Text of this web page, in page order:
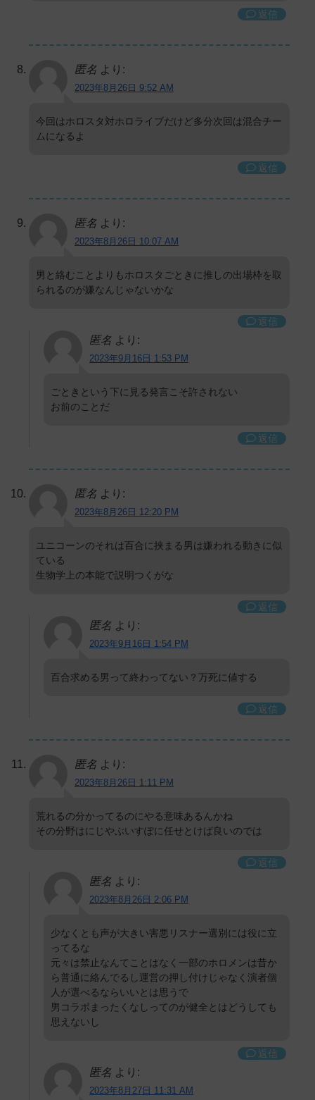
返信
匿名 より:
2023年8月26日 9:52 AM
今回はホロスタ対ホロライブだけど多分次回は混合チー
ムになるよ
返信
匿名 より:
2023年8月26日 10:07 AM
男と絡むことよりもホロスタごときに推しの出場枠を取
られるのが嫌なんじゃないかな
返信
匿名 より:
2023年9月16日 1:53 PM
ごときという下に見る発言こそ許されない
お前のことだ
返信
匿名 より:
2023年8月26日 12:20 PM
ユニコーンのそれは百合に挟まる男は嫌われる動きに似
ている
生物学上の本能で説明つくがな
返信
匿名 より:
2023年9月16日 1:54 PM
百合求める男って終わってない？万死に値する
返信
匿名 より:
2023年8月26日 1:11 PM
荒れるの分かってるのにやる意味あるんかね
その分野はにじやぶいすぽに任せとけば良いのでは
返信
匿名 より:
2023年8月26日 2:06 PM
少なくとも声が大きい害悪リスナー選別には役に立
ってるな
元々は禁止なんてことはなく一部のホロメンは昔か
ら普通に絡んでるし運営の押し付けじゃなく演者個
人が選べるならいいとは思うで
男コラボまったくなしってのが健全とはどうしても
思えないし
返信
匿名 より:
2023年8月27日 11:31 AM